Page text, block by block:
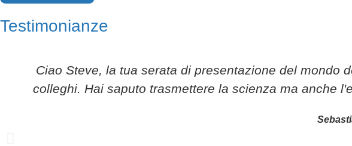
Testimonianze
Ciao Steve, la tua serata di presentazione del mondo
colleghi. Hai saputo trasmettere la scienza ma anche